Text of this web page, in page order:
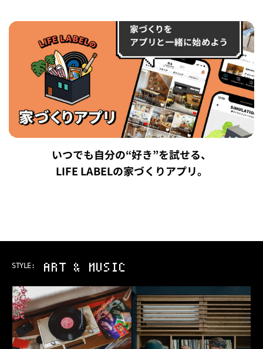
いつでも自分の“好き”を試せる、
LIFE LABELの家づくりアプリ。
STYLE: ART & MUSIC